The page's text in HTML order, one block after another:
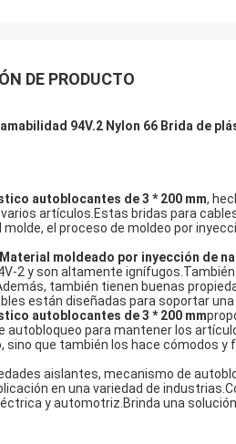
DE PRODUCTO
94V.2 Nylon 66 Brida de
autoblocantes de 3 * 200 mm,
artículos.Estas bridas para
molde, el proceso de moldeo por
Material moldeado por inyección de
2 y son altamente
también tienen buenas
están diseñadas para soportar
autoblocantes de 3 * 200 mm
autobloqueo para mantener los
sino que también los hace cómodos y
aislantes, mecanismo de
en una variedad de
y automotriz.Brinda una